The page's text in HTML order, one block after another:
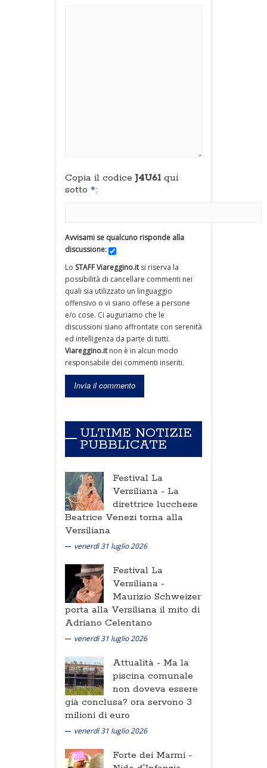
Copia il codice J4U61 qui
sotto *:
Avvisami se qualcuno risponde alla
discussione:
Lo STAFF Viareggino.itsi riserva la
possibilità di cancellare commenti nei
quali sia utilizzato un linguaggio
offensivo o vi siano offese a persone
e/o cose. Ci auguriamo che le
discussioni siano affrontate con serenità
ed intelligenza da parte di tutti.
Viareggino.itnon è in alcun modo
responsabile dei commenti inseriti.
ULTIME NOTIZIE
PUBBLICATE
Festival La
Versiliana - La
direttrice lucchese
Beatrice Venezi torna alla
Versiliana
venerdì 31 luglio 2026
Festival La
Versiliana -
Maurizio Schweizer
porta alla Versiliana il mito di
Adriano Celentano
venerdì 31 luglio 2026
Attualità - Ma la
piscina comunale
non doveva essere
già conclusa? ora servono 3
milioni di euro
venerdì 31 luglio 2026
Forte dei Marmi -